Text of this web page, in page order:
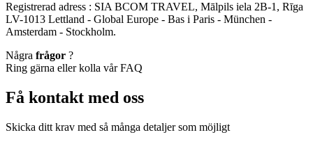
Registrerad adress : SIA BCOM TRAVEL, Mālpils iela 2B-1, Rīga
LV-1013 Lettland - Global Europe - Bas i Paris - München -
Amsterdam - Stockholm.
Några frågor ?
Ring gärna eller kolla vår FAQ
Få kontakt med oss
Skicka ditt krav med så många detaljer som möjligt